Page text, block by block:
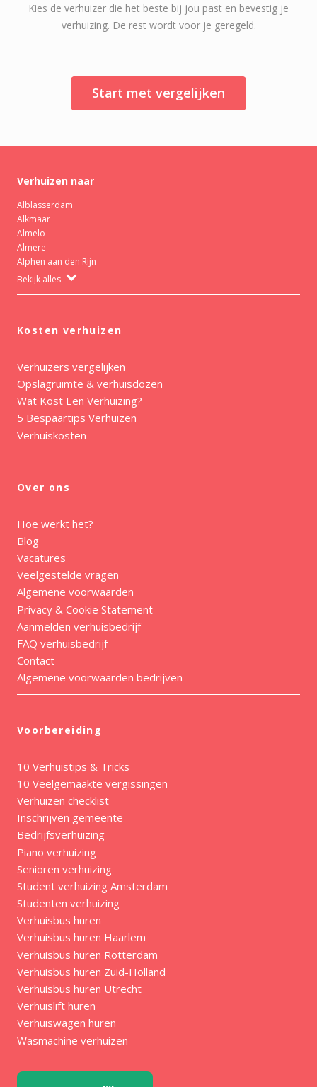
Kies de verhuizer die het beste bij jou past en bevestig je
verhuizing. De rest wordt voor je geregeld.
Start met vergelijken
Verhuizen naar
Alblasserdam
Alkmaar
Almelo
Almere
Alphen aan den Rijn
Bekijk alles
Kosten verhuizen
Verhuizers vergelijken
Opslagruimte & verhuisdozen
Wat Kost Een Verhuizing?
5 Bespaartips Verhuizen
Verhuiskosten
Over ons
Hoe werkt het?
Blog
Vacatures
Veelgestelde vragen
Algemene voorwaarden
Privacy & Cookie Statement
Aanmelden verhuisbedrijf
FAQ verhuisbedrijf
Contact
Algemene voorwaarden bedrijven
Voorbereiding
10 Verhuistips & Tricks
10 Veelgemaakte vergissingen
Verhuizen checklist
Inschrijven gemeente
Bedrijfsverhuizing
Piano verhuizing
Senioren verhuizing
Student verhuizing Amsterdam
Studenten verhuizing
Verhuisbus huren
Verhuisbus huren Haarlem
Verhuisbus huren Rotterdam
Verhuisbus huren Zuid-Holland
Verhuisbus huren Utrecht
Verhuislift huren
Verhuiswagen huren
Wasmachine verhuizen